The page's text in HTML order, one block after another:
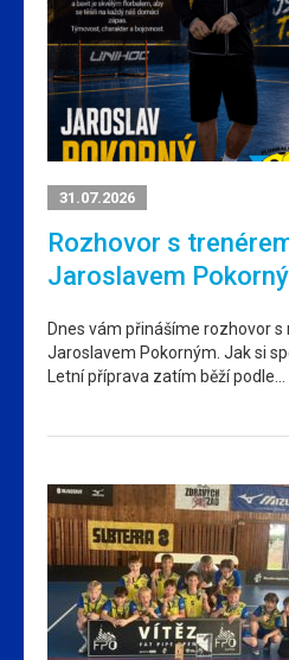
31.07.2026
Rozhovor s
Jaroslavem
Dnes vám přinášíme rozhovor
Jaroslavem Pokorným. Jak si
Letní příprava zatím běží podle…